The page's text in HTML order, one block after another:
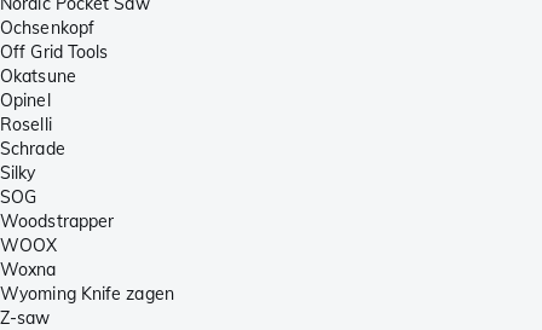
Ochsenkopf
Off Grid Tools
Okatsune
Opinel
Roselli
Schrade
Silky
SOG
Woodstrapper
WOOX
Woxna
Wyoming Knife zagen
Z-saw